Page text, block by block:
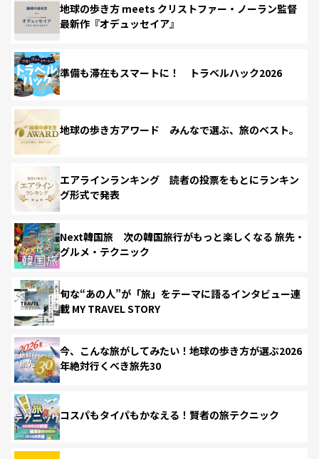
地球の歩き方 meets クリストファー・ノーラン監督
最新作『オデュッセイア』
準備も滞在もスマートに！ トラベルハック2026
地球の歩き方アワード みんなで選ぶ、旅のベスト。
エアラインランキング 読者の投票をもとにランキン
グ形式で発表
Next韓国旅 次の韓国旅行がもっと楽しくなる 旅先・
グルメ・テクニック
旬な“あの人”が「旅」をテーマに語るインタビュー連
載 MY TRAVEL STORY
今、こんな旅がしてみたい！地球の歩き方が選ぶ2026
年絶対行くべき旅先30
コスパもタイパもかなえる！賢者の旅テクニック